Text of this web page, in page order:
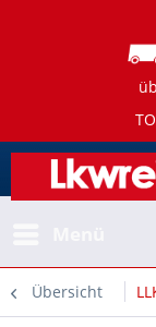
Übersicht